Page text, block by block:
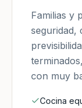
Familias y
seguridad,
con muy
Cocina